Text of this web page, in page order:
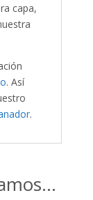
capa,
. Así
.